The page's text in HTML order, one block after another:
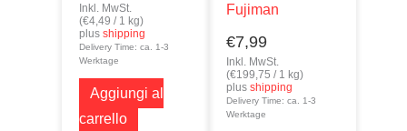
Inkl. MwSt.
(€4,49 / 1 kg)
plusshipping
Delivery Time: ca. 1-3
Werktage
Aggiungi al
carrello
Fujiman
€7,99
Inkl. MwSt.
(€199,75 / 1 kg)
plusshipping
Delivery Time: ca. 1-3
Werktage